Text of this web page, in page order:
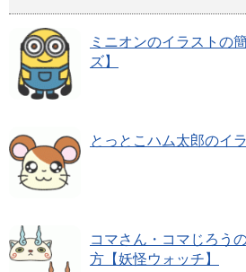
ミニオンのイラストの
ズ】
とっとこハム太郎のイ
コマさん・コマじろう
方【妖怪ウォッチ】